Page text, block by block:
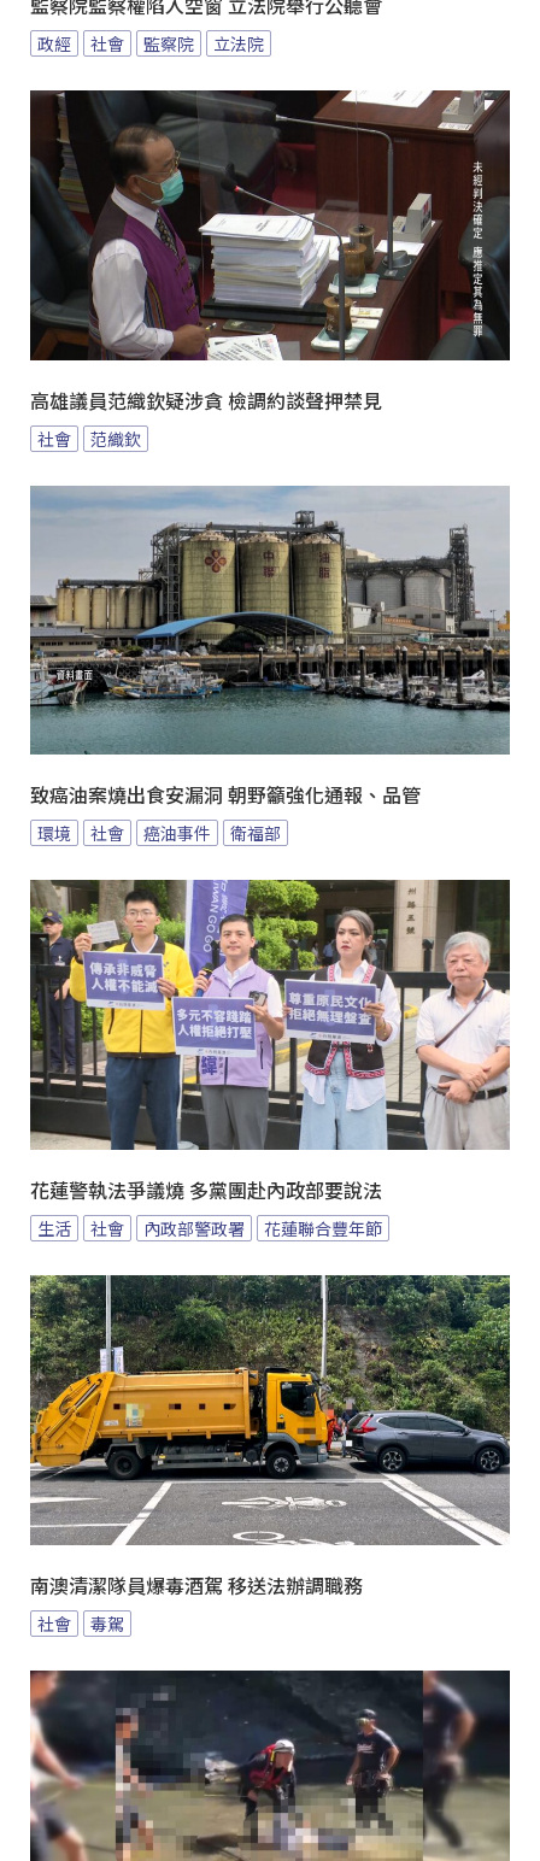
監察院監察權陷入空窗 立法院舉行公聽會
政經 社會 監察院 立法院
高雄議員范織欽疑涉貪 檢調約談聲押禁見
社會 范織欽
致癌油案燒出食安漏洞 朝野籲強化通報、品管
環境 社會 癌油事件 衛福部
花蓮警執法爭議燒 多黨團赴內政部要說法
生活 社會 內政部警政署 花蓮聯合豐年節
南澳清潔隊員爆毒酒駕 移送法辦調職務
社會 毒駕